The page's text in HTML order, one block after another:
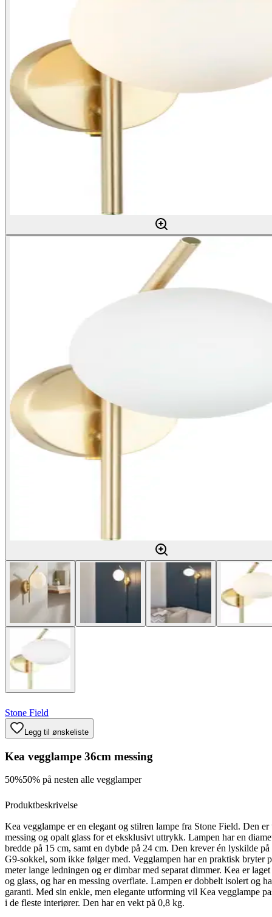
Stone Field
Legg til ønskeliste
Kea vegglampe 36cm messing
50%50% på nesten alle vegglamper
Produktbeskrivelse
Kea vegglampe er en elegant og stilren lampe fra Stone Field. Den
messing og opalt glass for et eksklusivt uttrykk. Lampen har en
bredde på 15 cm, samt en dybde på 24 cm. Den krever én lyskilde
G9-sokkel, som ikke følger med. Vegglampen har en praktisk bryter
meter lange ledningen og er dimbar med separat dimmer. Kea er
og glass, og har en messing overflate. Lampen er dobbelt isolert og
garanti. Med sin enkle, men elegante utforming vil Kea vegglampe
i de fleste interiører. Den har en vekt på 0,8 kg.